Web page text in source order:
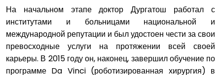
На начальном этапе доктор Дургатош работал с
институтами и больницами национальной и
международной репутации и был удостоен чести за свои
превосходные услуги на протяжении всей своей
карьеры. В 2015 году он, наконец, завершил обучение по
программе Da Vinci (роботизированная хирургия) в